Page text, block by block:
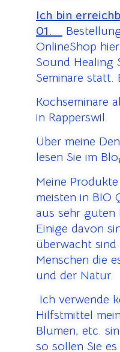
Ich bin
01.
OnlineShop
Sound Healing
Seminare statt.
Kochseminare
in Rapperswil.
Über meine
lesen Sie im
Meine
meisten in BIO
aus sehr guten
Einige davon
überwacht
Menschen die
und der Natur.
Ich verwende
Hilfstmittel
Blumen, etc.
so sollen Sie